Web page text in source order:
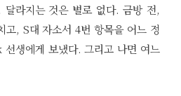
달라지는 것은 별로 없다. 금방 전,
고, S대 자소서 4번 항목을 어느 정
생에게 보냈다. 그리고 나면 여느